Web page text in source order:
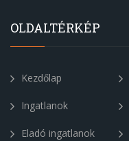
OLDALTÉRKÉP
Kezdőlap
Ingatlanok
Eladó ingatlanok